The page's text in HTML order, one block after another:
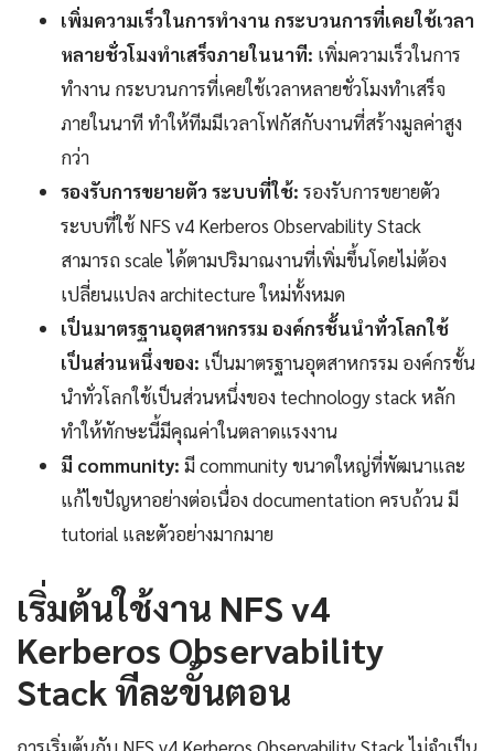
เพิ่มความเร็วในการทำงาน กระบวนการที่เคยใช้เวลา
หลายชั่วโมงทำเสร็จภายในนาที: เพิ่มความเร็วในการ
ทำงาน กระบวนการที่เคยใช้เวลาหลายชั่วโมงทำเสร็จ
ภายในนาที ทำให้ทีมมีเวลาโฟกัสกับงานที่สร้างมูลค่าสูง
กว่า
รองรับการขยายตัว ระบบที่ใช้: รองรับการขยายตัว
ระบบที่ใช้ NFS v4 Kerberos Observability Stack
สามารถ scale ได้ตามปริมาณงานที่เพิ่มขึ้นโดยไม่ต้อง
เปลี่ยนแปลง architecture ใหม่ทั้งหมด
เป็นมาตรฐานอุตสาหกรรม องค์กรชั้นนำทั่วโลกใช้
เป็นส่วนหนึ่งของ: เป็นมาตรฐานอุตสาหกรรม องค์กรชั้น
นำทั่วโลกใช้เป็นส่วนหนึ่งของ technology stack หลัก
ทำให้ทักษะนี้มีคุณค่าในตลาดแรงงาน
มี community: มี community ขนาดใหญ่ที่พัฒนาและ
แก้ไขปัญหาอย่างต่อเนื่อง documentation ครบถ้วน มี
tutorial และตัวอย่างมากมาย
เริ่มต้นใช้งาน NFS v4
Kerberos Observability
Stack ทีละขั้นตอน